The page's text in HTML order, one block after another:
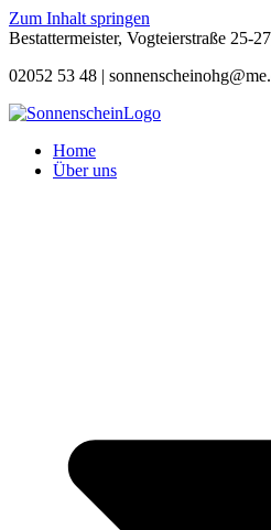
Zum Inhalt springen
Bestattermeister, Vogteierstraße 25-
02052 53 48 |
Home
Über uns